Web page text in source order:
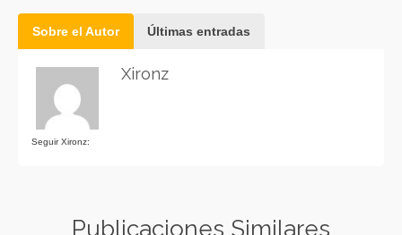
Sobre el Autor Últimas entradas
Seguir Xironz:
Xironz
Publicaciones Similares